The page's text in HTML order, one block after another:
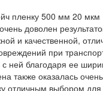
пленку 500 мм 20 мкм
доволен
и качественной,
при
с ней благодаря ее
также оказалась
отличным выбором для